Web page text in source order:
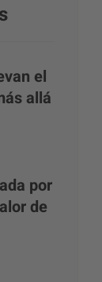
el
allá
por
de